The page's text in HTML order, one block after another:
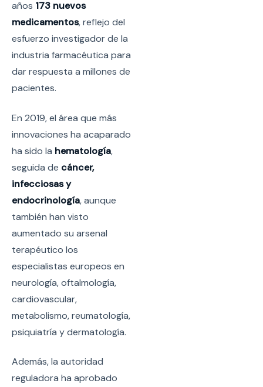
años 173 nuevos
medicamentos, reflejo del
esfuerzo investigador de la
industria farmacéutica para
dar respuesta a millones de
pacientes.
En 2019, el área que más
innovaciones ha acaparado
ha sido la hematología,
seguida de cáncer,
infecciosas y
endocrinología, aunque
también han visto
aumentado su arsenal
terapéutico los
especialistas europeos en
neurología, oftalmología,
cardiovascular,
metabolismo, reumatología,
psiquiatría y dermatología.
Además, la autoridad
reguladora ha aprobado